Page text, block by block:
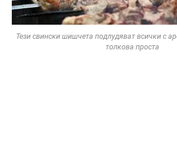
Тези свински шишчета подлудяват всички с
толкова проста